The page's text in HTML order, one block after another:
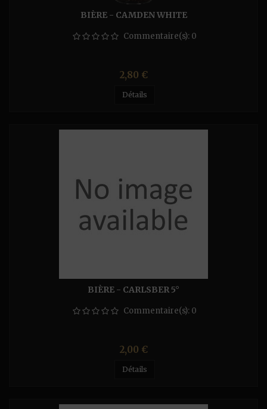
BIÈRE - CAMDEN WHITE
Commentaire(s): 0
Prix
2,80 €
Détails
BIÈRE - CARLSBER 5°
Commentaire(s): 0
Prix
2,00 €
Détails